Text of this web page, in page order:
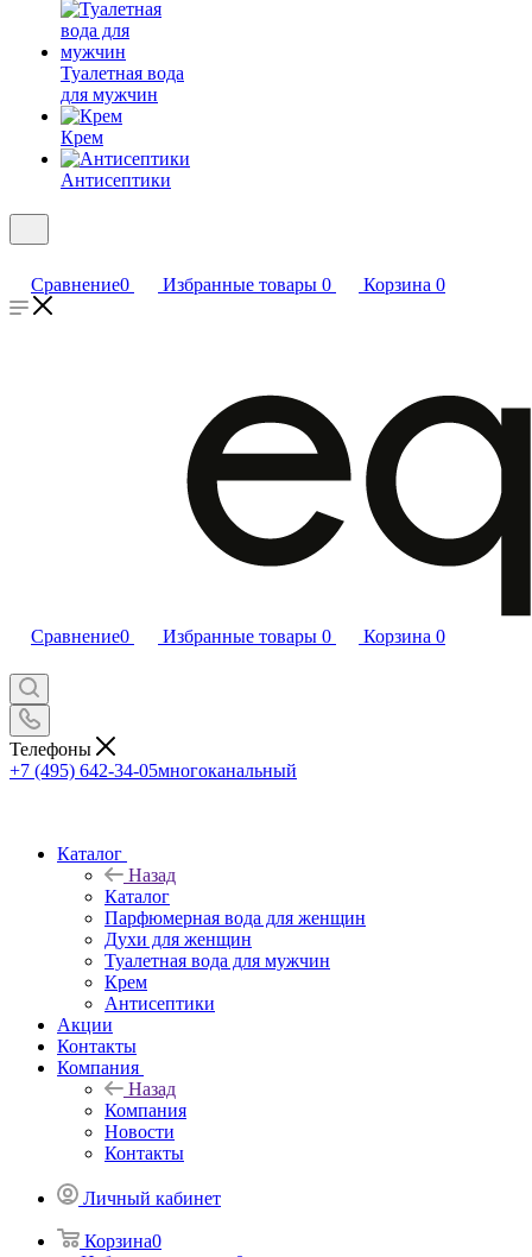
Туалетная вода
для мужчин
Крем
Антисептики
Сравнение0 Избранные товары 0 Корзина 0
Сравнение0 Избранные товары 0 Корзина 0
Телефоны
+7 (495) 642-34-05многоканальный
Каталог
Назад
Каталог
Парфюмерная вода для женщин
Духи для женщин
Туалетная вода для мужчин
Крем
Антисептики
Акции
Контакты
Компания
Назад
Компания
Новости
Контакты
Личный кабинет
Корзина0